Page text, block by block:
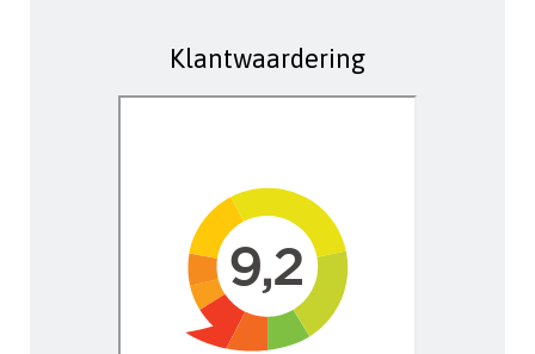
Klantwaardering